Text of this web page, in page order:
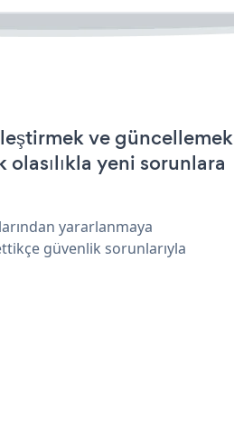
ve güncellemek
yeni sorunlara
yararlanmaya
güvenlik sorunlarıyla